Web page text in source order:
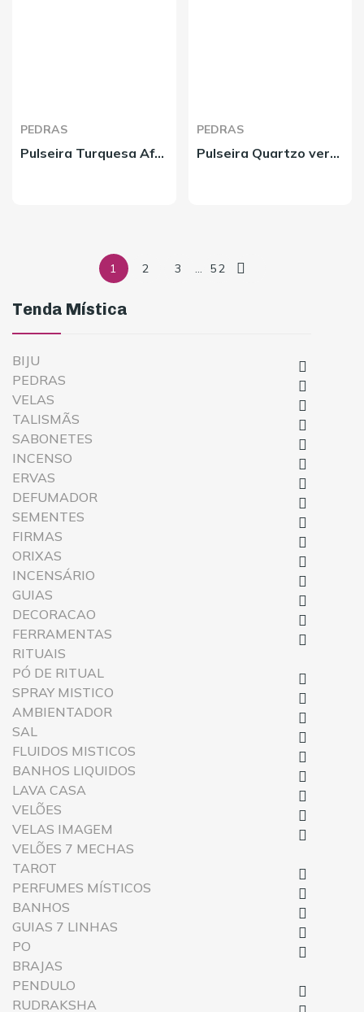
Tenda Mística
BIJU

PEDRAS

VELAS

TALISMÃS

SABONETES

INCENSO

ERVAS

DEFUMADOR

SEMENTES

FIRMAS

ORIXAS

INCENSÁRIO

GUIAS

DECORACAO

FERRAMENTAS

RITUAIS
PÓ DE RITUAL

SPRAY MISTICO

AMBIENTADOR

SAL

FLUIDOS MISTICOS

BANHOS LIQUIDOS

LAVA CASA

VELÕES

VELAS IMAGEM

VELÕES 7 MECHAS
TAROT

PERFUMES MÍSTICOS

BANHOS

GUIAS 7 LINHAS

PO

BRAJAS
PENDULO

RUDRAKSHA
PEDRAS
Pulseira Turquesa Africana 8mm
PEDRAS
Pulseira Quartzo verde - 8mm
1 2 3 52 